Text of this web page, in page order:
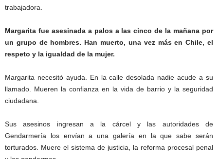
trabajadora.
Margarita fue asesinada a palos a las cinco de la mañana por
un grupo de hombres. Han muerto, una vez más en Chile, el
respeto y la igualdad de la mujer.
Margarita necesitó ayuda. En la calle desolada nadie acude a su
llamado. Mueren la confianza en la vida de barrio y la seguridad
ciudadana.
Sus asesinos ingresan a la cárcel y las autoridades de
Gendarmería los envían a una galería en la que sabe serán
torturados. Muere el sistema de justicia, la reforma procesal penal